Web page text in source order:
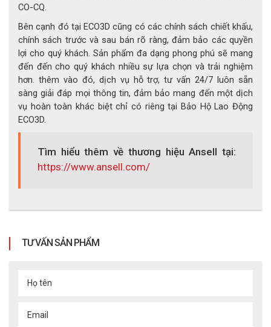
Găng tay RINGERS R065
4. Tiêu chuẩn an toàn quốc tế
Sản phẩm RINGERS R065 được kiểm nghiệm và đạt các tiêu
chuẩn khắt khe nhất của ngành bảo hộ lao động:
EN388:2016 (4X43DP) – tiêu chuẩn châu Âu về
Việc đáp ứng đầy đủ các tiêu chuẩn này chứng minh rằng
CO-CQ.
Bên cạnh đó tại ECO3D cũng có các chính sách chiết khấu,
chính sách trước và sau bán rõ ràng, đảm bảo các quyền
lợi cho quý khách. Sản phẩm đa dạng phong phú sẽ mang
đến đến cho quý khách nhiều sự lựa chọn và trải nghiệm
hơn. thêm vào đó, dịch vụ hỗ trợ, tư vấn 24/7 luôn sẵn
sàng giải đáp mọi thông tin, đảm bảo mang đến một dịch
vụ hoàn toàn khác biệt chỉ có riêng tại Bảo Hộ Lao Động
ECO3D.
Tìm hiểu thêm về thương hiệu Ansell tại:
https://www.ansell.com/
TƯ VẤN SẢN PHẨM
Họ tên
Email